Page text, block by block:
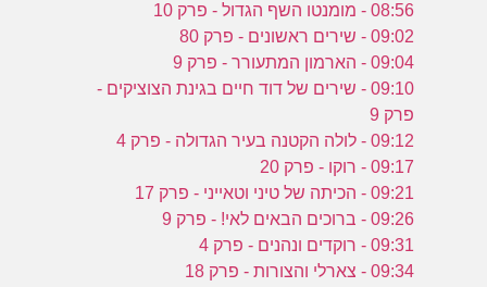
08:56 - מומנטו השף הגדול - פרק 10
09:02 - שירים ראשונים - פרק 80
09:04 - הארמון המתעורר - פרק 9
09:10 - שירים של דוד חיים בגינת הצוציקים -
פרק 9
09:12 - לולה הקטנה בעיר הגדולה - פרק 4
09:17 - רוקו - פרק 20
09:21 - הכיתה של טיני וטאייני - פרק 17
09:26 - ברוכים הבאים לאי! - פרק 9
09:31 - רוקדים ונהנים - פרק 4
09:34 - צארלי והצורות - פרק 18